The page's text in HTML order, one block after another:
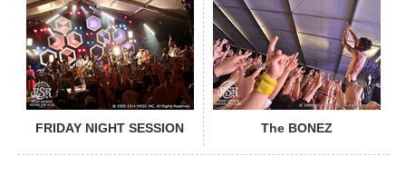
FRIDAY NIGHT SESSION The BONEZ
PHOTO